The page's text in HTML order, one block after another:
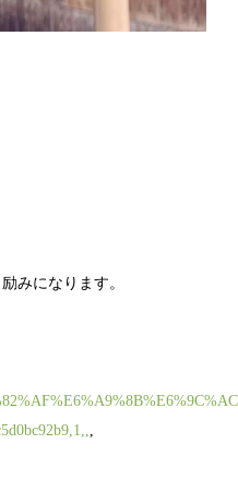
みになります。
,